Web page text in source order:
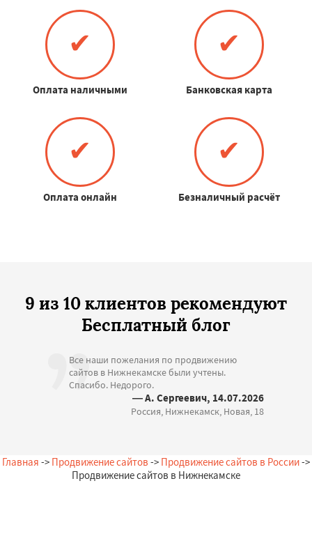
✔
Оплата наличными
✔
Банковская карта
✔
Оплата онлайн
✔
Безналичный расчёт
9 из 10 клиентов рекомендуют
Бесплатный блог
Все наши пожелания по продвижению
сайтов в Нижнекамске были учтены.
Спасибо. Недорого.
— А. Сергеевич, 14.07.2026
Россия, Нижнекамск, Новая, 18
Главная -> Продвижение сайтов -> Продвижение сайтов в России->
Продвижение сайтов в Нижнекамске